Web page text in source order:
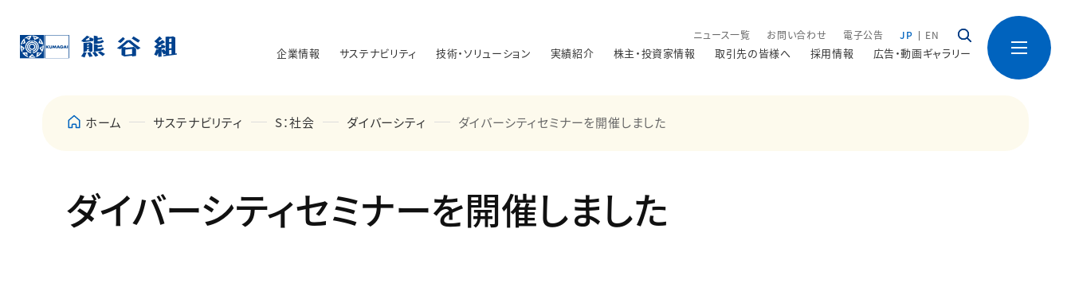
ニュース一覧 お問い合わせ 電子公告 JP EN
企業情報 サステナビリティ 技術・ソリューション 実績紹介 株主・投資家情報 取引先の皆様へ 採用情報 広告・動画ギャラリー
ホーム サステナビリティ S：社会 ダイバーシティ ダイバーシティセミナーを開催しました
ダイバーシティセミナーを開催しました